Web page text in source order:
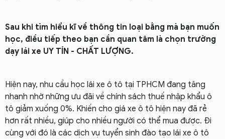
Sau khi tìm hiểu kĩ về thông tin loại bằng mà bạn muốn
học, điều tiếp theo bạn cần quan tâm là chọn trường
dạy lái xe UY TÍN - CHẤT LƯỢNG.
Hiện nay, nhu cầu học lái xe ô tô tại TPHCM đang tăng
nhanh nhờ những ưu đãi về chính sách thuế nhập khẩu ô
tô giảm xuống 0%. Khiến cho giá xe ô tô hiện nay đã rẻ
hơn rất nhiều, giúp cho nhiều người có thể mua được. Đi
cùng với đó là các dịch vụ tuyển sinh đào tạo lái xe ô tô